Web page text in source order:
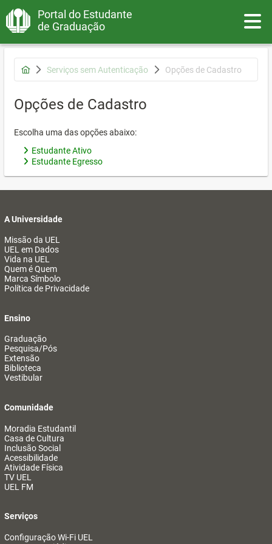
Portal do Estudante
de Graduação
Serviços sem Autenticação Opções de Cadastro
Opções de Cadastro
Escolha uma das opções abaixo:
Estudante Ativo
Estudante Egresso
A Universidade
Missão da UEL
UEL em Dados
Vida na UEL
Quem é Quem
Marca Símbolo
Política de Privacidade
Ensino
Graduação
Pesquisa/Pós
Extensão
Biblioteca
Vestibular
Comunidade
Moradia Estudantil
Casa de Cultura
Inclusão Social
Acessibilidade
Atividade Física
TV UEL
UEL FM
Serviços
Configuração Wi-Fi UEL